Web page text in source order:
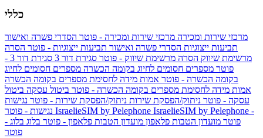
כללי
מרכזי שירות ומכירה מרכזי שירות ומכירה - פוטר הסדרי פשרה ואישור
תביעות ייצוגיות הסדרי פשרה ואישור תביעות ייצוגיות - פוטר הסרה
מרשימת שיווק הסרה מרשימת שיווק - פוטר סגירת דור 3
סגירת דור 3 -
פוטר מספרים חסומים לחיוג בקומה הכשרה מספרים חסומים לחיוג
בקומה הכשרה - פוטר אמות מידה לחסימת מספרים בקומה הכשרה
אמות מידה לחסימת מספרים בקומה הכשרה - פוטר ביטול עסקה ביטול
עסקה - פוטר ניתוק/הפסקת שירות ניתוק/הפסקת שירות - פוטר נגישות
IsraelieSIM by Pelephone IsraelieSIM by Pelephone -
פוטר מועדון הטבות פלאפון מועדון הטבות פלאפון - פוטר בלוג בלוג -
פוטר